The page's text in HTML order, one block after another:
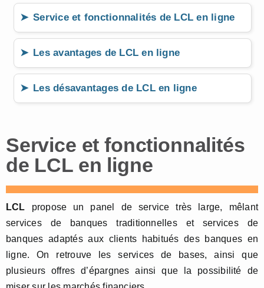
Service et fonctionnalités de LCL en ligne
Les avantages de LCL en ligne
Les désavantages de LCL en ligne
Service et fonctionnalités
de LCL en ligne
LCL propose un panel de service très large, mêlant
services de banques traditionnelles et services de
banques adaptés aux clients habitués des banques en
ligne. On retrouve les services de bases, ainsi que
plusieurs offres d’épargnes ainsi que la possibilité de